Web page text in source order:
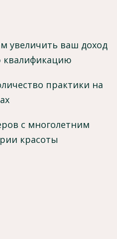
увеличить ваш доход
квалификацию
практики на
с многолетним
красоты